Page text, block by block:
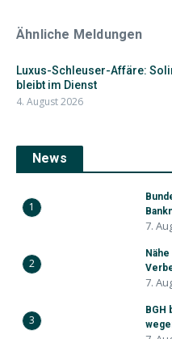
Ähnliche Meldungen
Luxus-Schleuser-Affäre:
bleibt im Dienst
4. August 2026
News
1
7.
2
7.
3
BGH